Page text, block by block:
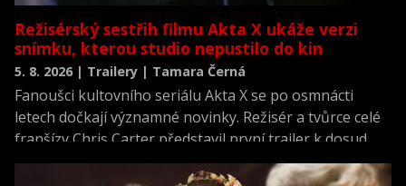
Režisérský sestřih filmu Akta X ukáže verzi
snímku, kterou studio nepustilo do kin
5. 8. 2026 | Trailery | Tamara Černá
Fanoušci kultovního seriálu Akta X se po osmnácti
letech dočkají významné novinky. Režisér a tvůrce celé
franšízy Chris Carter představil první trailer k dosud
neviděné režisérské verzi filmu Akta X: Chci uvěřit.